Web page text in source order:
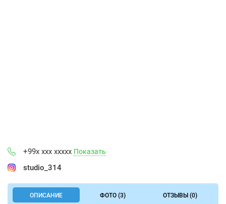
+99x xxx xxxxx Показать
studio_314
ОПИСАНИЕ ФОТО (3) ОТЗЫВЫ (0)